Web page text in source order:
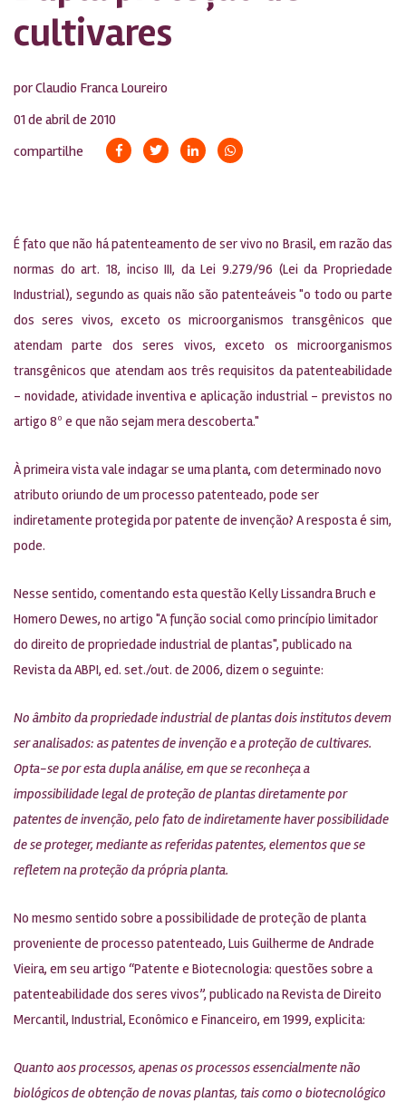
cultivares
por Claudio Franca Loureiro
01 de abril de 2010
compartilhe
É fato que não há patenteamento de ser vivo no Brasil, em razão das
normas do art. 18, inciso III, da Lei 9.279/96 (Lei da Propriedade
Industrial), segundo as quais não são patenteáveis "o todo ou parte
dos seres vivos, exceto os microorganismos transgênicos que
atendam parte dos seres vivos, exceto os microorganismos
transgênicos que atendam aos três requisitos da patenteabilidade
– novidade, atividade inventiva e aplicação industrial – previstos no
artigo 8º e que não sejam mera descoberta."
À primeira vista vale indagar se uma planta, com determinado novo
atributo oriundo de um processo patenteado, pode ser
indiretamente protegida por patente de invenção? A resposta é sim,
pode.
Nesse sentido, comentando esta questão Kelly Lissandra Bruch e
Homero Dewes, no artigo "A função social como princípio limitador
do direito de propriedade industrial de plantas", publicado na
Revista da ABPI, ed. set./out. de 2006, dizem o seguinte:
No âmbito da propriedade industrial de plantas dois institutos devem
ser analisados: as patentes de invenção e a proteção de cultivares.
Opta-se por esta dupla análise, em que se reconheça a
impossibilidade legal de proteção de plantas diretamente por
patentes de invenção, pelo fato de indiretamente haver possibilidade
de se proteger, mediante as referidas patentes, elementos que se
refletem na proteção da própria planta.
No mesmo sentido sobre a possibilidade de proteção de planta
proveniente de processo patenteado, Luis Guilherme de Andrade
Vieira, em seu artigo “Patente e Biotecnologia: questões sobre a
patenteabilidade dos seres vivos”, publicado na Revista de Direito
Mercantil, Industrial, Econômico e Financeiro, em 1999, explicita:
Quanto aos processos, apenas os processos essencialmente não
biológicos de obtenção de novas plantas, tais como o biotecnológico